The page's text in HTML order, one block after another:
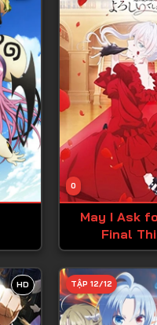
Tập 30
Tập 31
Tập 32
Tập 33
Tập 34
Tập 35
Tập 36
Tập 39
Tập 40
0
May I Ask
Final
HD TẬP 12/12